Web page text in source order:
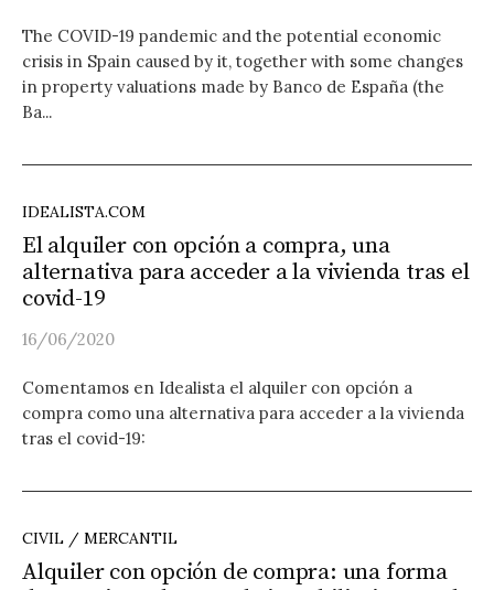
The COVID-19 pandemic and the potential economic
crisis in Spain caused by it, together with some changes
in property valuations made by Banco de España (the
Ba...
IDEALISTA.COM
El alquiler con opción a compra, una
alternativa para acceder a la vivienda tras el
covid-19
16/06/2020
Comentamos en Idealista el alquiler con opción a
compra como una alternativa para acceder a la vivienda
tras el covid-19:
CIVIL / MERCANTIL
Alquiler con opción de compra: una forma